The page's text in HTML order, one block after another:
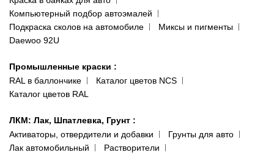
Одесса
пр-т Акад. Глушко, 29
066 554-97-70
Наши публикации
Публичная оферта
Политика конфиденциальности
Компьютерный подбор автоэмалей
Подкраска сколов на автомобиле
Миксы и пигменты
Daewoo 92U
Промышленные краски :
RAL в баллончике
Каталог цветов NCS
Каталог цветов RAL
ЛКМ: Лак, Шпатлевка, Грунт :
Активаторы, отвердители и добавки
Грунты для авто
Лак автомобильный
Растворители